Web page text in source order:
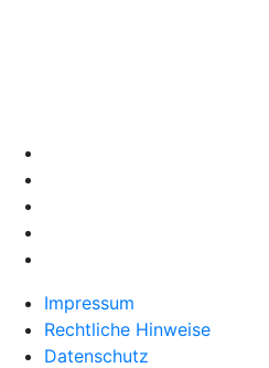
Impressum
Rechtliche Hinweise
Datenschutz